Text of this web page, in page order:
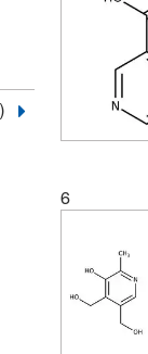
6